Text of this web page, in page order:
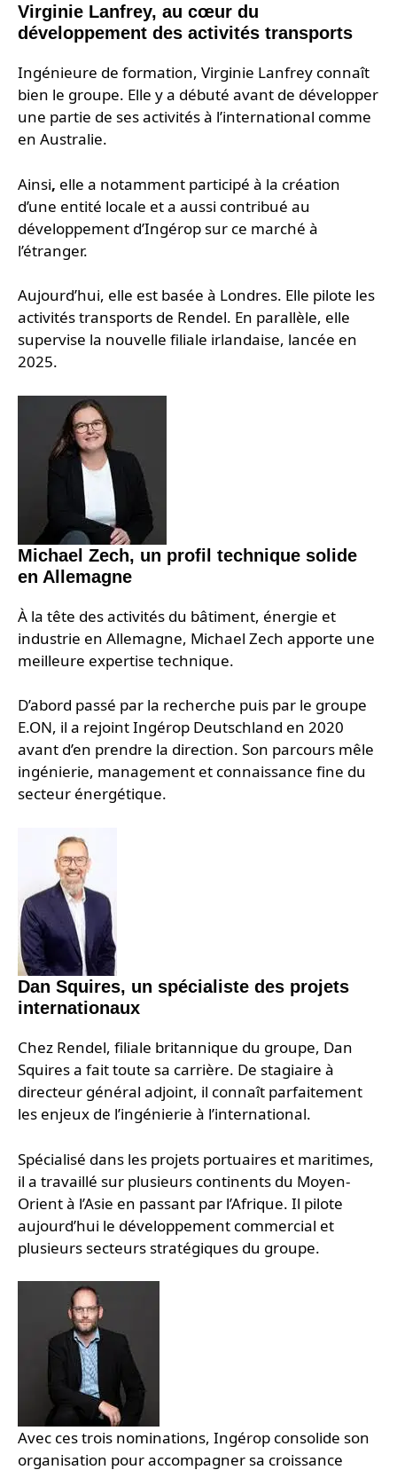
Virginie Lanfrey, au cœur du
développement des activités transports
Ingénieure de formation, Virginie Lanfrey connaît
bien le groupe. Elle y a débuté avant de développer
une partie de ses activités à l’international comme
en Australie.
Ainsi, elle a notamment participé à la création
d’une entité locale et a aussi contribué au
développement d’Ingérop sur ce marché à
l’étranger.
Aujourd’hui, elle est basée à Londres. Elle pilote les
activités transports de Rendel. En parallèle, elle
supervise la nouvelle filiale irlandaise, lancée en
2025.
Michael Zech, un profil technique solide
en Allemagne
À la tête des activités du bâtiment, énergie et
industrie en Allemagne, Michael Zech apporte une
meilleure expertise technique.
D’abord passé par la recherche puis par le groupe
E.ON, il a rejoint Ingérop Deutschland en 2020
avant d’en prendre la direction. Son parcours mêle
ingénierie, management et connaissance fine du
secteur énergétique.
Dan Squires, un spécialiste des projets
internationaux
Chez Rendel, filiale britannique du groupe, Dan
Squires a fait toute sa carrière. De stagiaire à
directeur général adjoint, il connaît parfaitement
les enjeux de l’ingénierie à l’international.
Spécialisé dans les projets portuaires et maritimes,
il a travaillé sur plusieurs continents du Moyen-
Orient à l’Asie en passant par l’Afrique. Il pilote
aujourd’hui le développement commercial et
plusieurs secteurs stratégiques du groupe.
Avec ces trois nominations, Ingérop consolide son
organisation pour accompagner sa croissance